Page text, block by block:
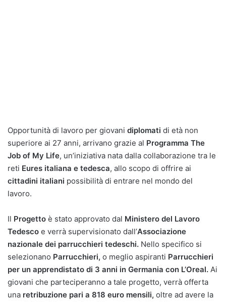
Opportunità di lavoro per giovani diplomati di età non
superiore ai 27 anni, arrivano grazie al Programma The
Job of My Life, un’iniziativa nata dalla collaborazione tra le
reti Eures italiana e tedesca, allo scopo di offrire ai
cittadini italiani possibilità di entrare nel mondo del
lavoro.
Il Progetto è stato approvato dal Ministero del Lavoro
Tedesco e verrà supervisionato dall’Associazione
nazionale dei parrucchieri tedeschi. Nello specifico si
selezionano Parrucchieri, o meglio aspiranti Parrucchieri
per un apprendistato di 3 anni in Germania con L’Oreal. Ai
giovani che parteciperanno a tale progetto, verrà offerta
una retribuzione pari a 818 euro mensili, oltre ad avere la